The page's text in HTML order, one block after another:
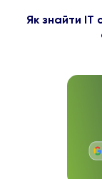
Як знайти